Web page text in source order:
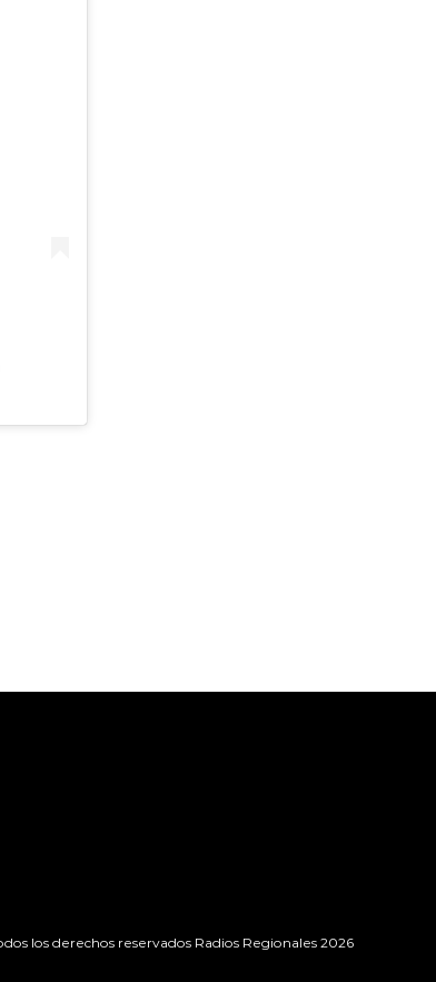
los derechos reservados Radios Regionales 2026